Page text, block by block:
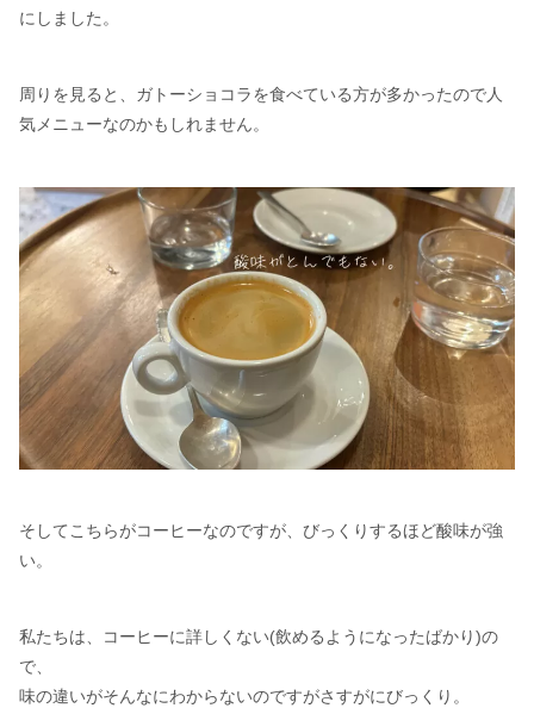
にしました。
周りを見ると、ガトーショコラを食べている方が多かったので人
気メニューなのかもしれません。
そしてこちらがコーヒーなのですが、びっくりするほど酸味が強
い。
私たちは、コーヒーに詳しくない(飲めるようになったばかり)の
で、
味の違いがそんなにわからないのですがさすがにびっくり。